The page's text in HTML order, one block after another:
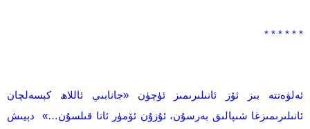
* * * * * *
ئەلۋەتتە بىز ئۆز ئانىلىرىمىز ئۈچۈن «جانابىي ئاللاھ كېسەلچان
ئانىلىرىمىزغا شىپالىق بەرسۇن، ئۇزۇن ئۆمۈر ئاتا قىلسۇن…» دېيىش